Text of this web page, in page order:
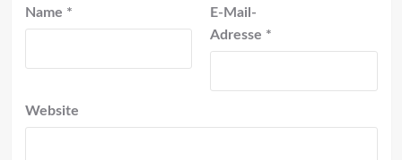
Name *
E-Mail-
Adresse *
Website